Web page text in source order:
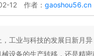
12 作者： gaoshou56.cn
工业与科技的发展日新月
设备的生产转移，还是精